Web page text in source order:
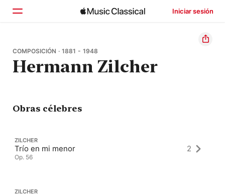
Iniciar sesión
Inicio
Explorar
COMPOSICIÓN · 1881 - 1948
Hermann Zilcher
Obras célebres
ZILCHER
Trío en mi menor
Op. 56
2
ZILCHER